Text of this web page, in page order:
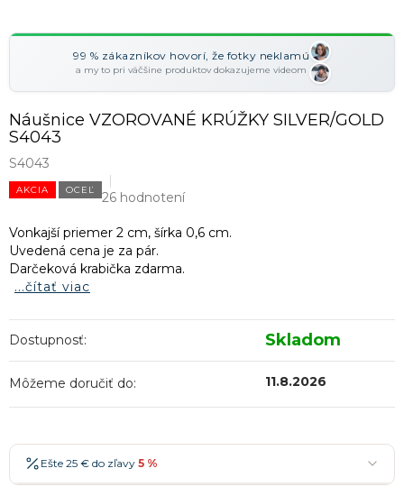
99 % zákazníkov hovorí, že fotky neklamú
a my to pri väčšine produktov dokazujeme videom
Náušnice VZOROVANÉ KRÚŽKY SILVER/GOLD
S4043
S4043
AKCIA OCEĽ 26 hodnotení
Vonkajší priemer 2 cm, šírka 0,6 cm.
Uvedená cena je za pár.
Darčeková krabička zdarma.
...čítať viac
Dostupnosť: Skladom
Môžeme doručiť do: 11.8.2026
Ešte 25 € do zľavy 5 %